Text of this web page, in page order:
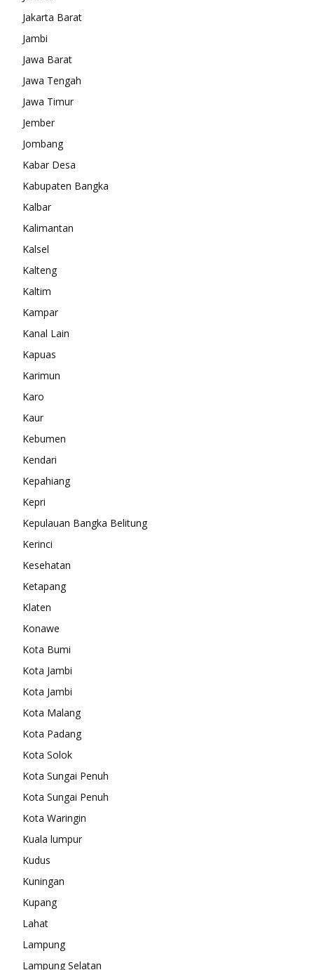
Jakarta Barat
Jambi
Jawa Barat
Jawa Tengah
Jawa Timur
Jember
Jombang
Kabar Desa
Kabupaten Bangka
Kalbar
Kalimantan
Kalsel
Kalteng
Kaltim
Kampar
Kanal Lain
Kapuas
Karimun
Karo
Kaur
Kebumen
Kendari
Kepahiang
Kepri
Kepulauan Bangka Belitung
Kerinci
Kesehatan
Ketapang
Klaten
Konawe
Kota Bumi
Kota Jambi
Kota Jambi
Kota Malang
Kota Padang
Kota Solok
Kota Sungai Penuh
Kota Sungai Penuh
Kota Waringin
Kuala lumpur
Kudus
Kuningan
Kupang
Lahat
Lampung
Lampung Selatan